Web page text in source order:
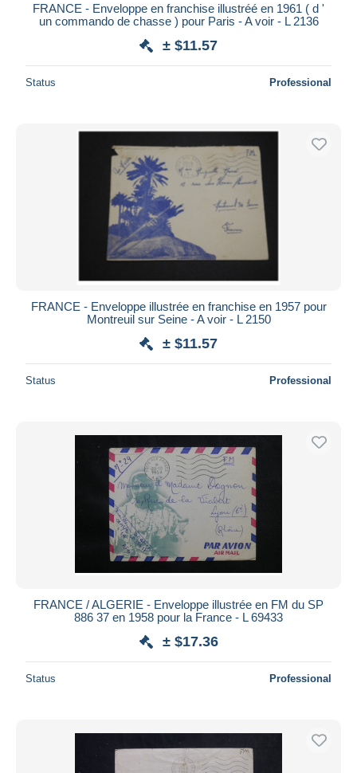
FRANCE - Enveloppe en franchise illustréé en 1961 ( d '
un commando de chasse ) pour Paris - A voir - L 2136
± $11.57
Status Professional
FRANCE - Enveloppe illustrée en franchise en 1957 pour
Montreuil sur Seine - A voir - L 2150
± $11.57
Status Professional
FRANCE / ALGERIE - Enveloppe illustrée en FM du SP
886 37 en 1958 pour la France - L 69433
± $17.36
Status Professional